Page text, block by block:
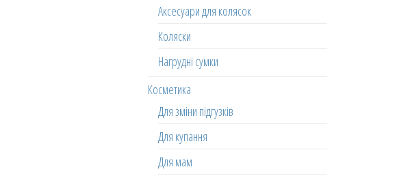
Аксесуари для колясок
Коляски
Нагрудні сумки
Косметика
Для зміни підгузків
Для купання
Для мам